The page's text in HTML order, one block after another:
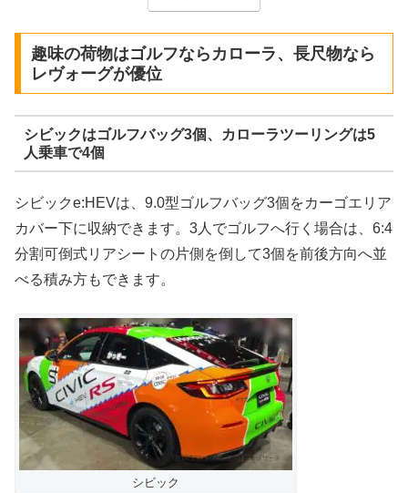
趣味の荷物はゴルフならカローラ、長尺物なら
レヴォーグが優位
シビックはゴルフバッグ3個、カローラツーリングは5
人乗車で4個
シビックe:HEVは、9.0型ゴルフバッグ3個をカーゴエリア
カバー下に収納できます。3人でゴルフへ行く場合は、6:4
分割可倒式リアシートの片側を倒して3個を前後方向へ並
べる積み方もできます。
シビック